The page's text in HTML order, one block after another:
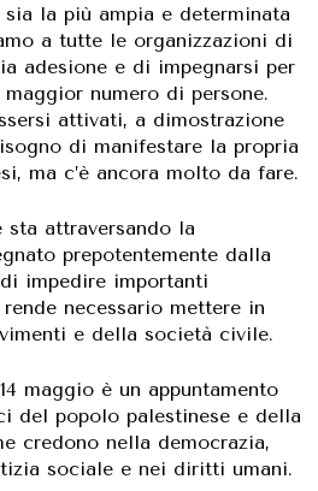
la più ampia e determinata
a tutte le organizzazioni di
adesione e di impegnarsi per
numero di persone.
attivati, a dimostrazione
di manifestare la propria
ma c’è ancora molto da fare.
attraversando la
prepotentemente dalla
impedire importanti
necessario mettere in
e della società civile.
maggio è un appuntamento
del popolo palestinese e della
credono nella democrazia,
sociale e nei diritti umani.